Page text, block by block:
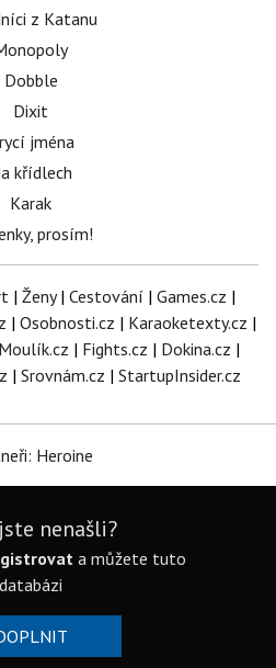
z Katanu
Dobble
Dixit
jména
křídlech
Karak
prosím!
| Ženy| Cestování | Games.cz |
| Osobnosti.cz | Karaoketexty.cz |
Moulík.cz | Fights.cz | Dokina.cz |
| Srovnám.cz | StartupInsider.cz
Heroine
nenašli?
a můžete tuto
databázi